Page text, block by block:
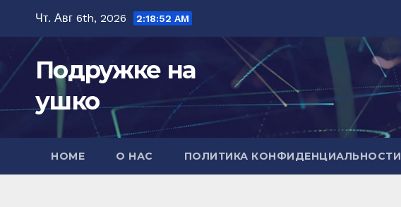
содержимому
Чт. Авг 6th, 2026 2:18:54 AM
Подружке на
ушко
HOME О НАС ПОЛИТИКА КОНФИДЕНЦИАЛЬНОСТИ